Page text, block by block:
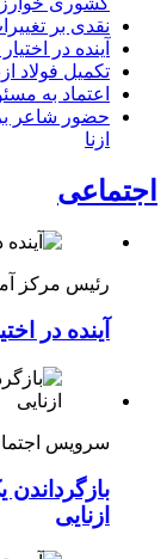
نقدی بر
آینده در
تکمیل فولاد
اعتماد به
حضور شاعر
ازنا
اجتماعی
رئیس مرکز
آینده در
سرویس
ازنایی